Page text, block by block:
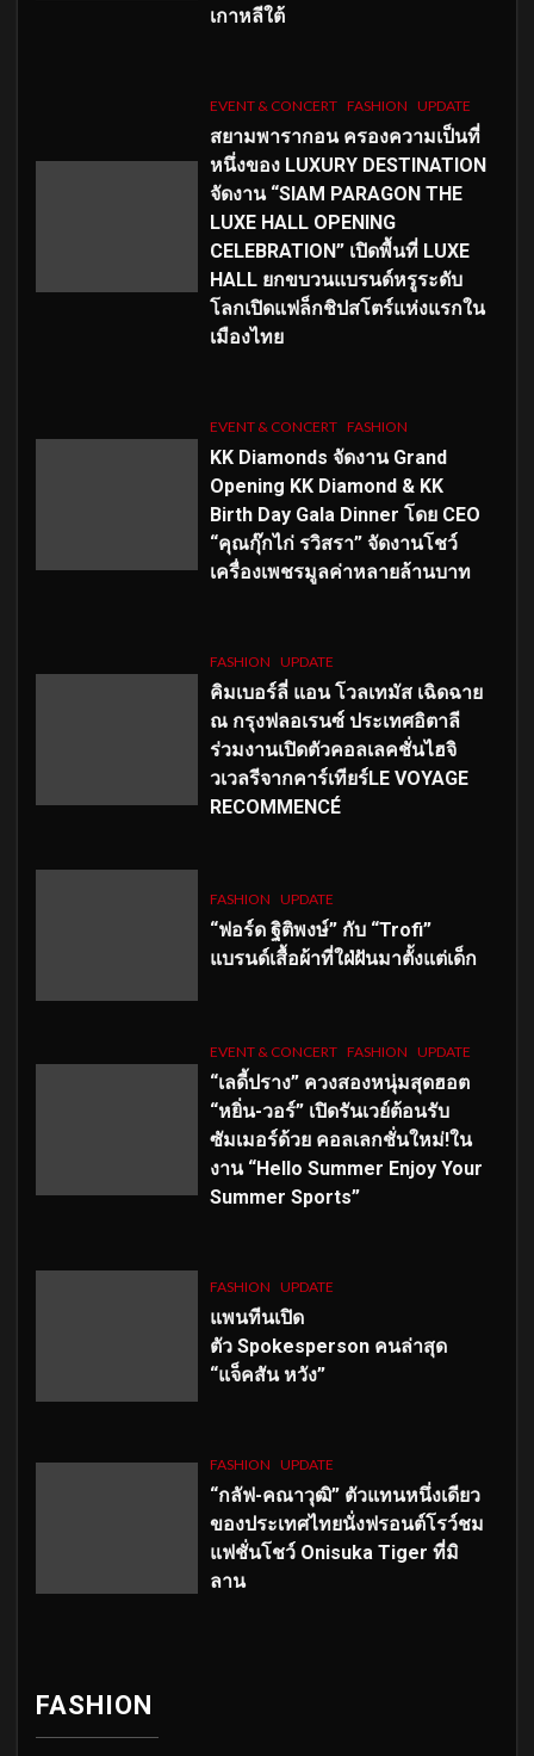
เกาหลีใต้
EVENT & CONCERT FASHION UPDATE
สยามพารากอน ครองความเป็นที่
หนึ่งของ LUXURY DESTINATION
จัดงาน “SIAM PARAGON THE
LUXE HALL OPENING
CELEBRATION” เปิดพื้นที่ LUXE
HALL ยกขบวนแบรนด์หรูระดับ
โลกเปิดแฟล็กชิปสโตร์แห่งแรกใน
เมืองไทย
EVENT & CONCERT FASHION
KK Diamonds จัดงาน Grand
Opening KK Diamond & KK
Birth Day Gala Dinner โดย CEO
“คุณกุ๊กไก่ รวิสรา” จัดงานโชว์
เครื่องเพชรมูลค่าหลายล้านบาท
FASHION UPDATE
คิมเบอร์ลี่ แอน โวลเทมัส เฉิดฉาย
ณ กรุงฟลอเรนซ์ ประเทศอิตาลี
ร่วมงานเปิดตัวคอลเลคชั่นไฮจิ
วเวลรีจากคาร์เทียร์LE VOYAGE
RECOMMENCÉ
FASHION UPDATE
“ฟอร์ด ฐิติพงษ์” กับ “Trofi”
แบรนด์เสื้อผ้าที่ใฝ่ฝันมาตั้งแต่เด็ก
EVENT & CONCERT FASHION UPDATE
“เลดี้ปราง” ควงสองหนุ่มสุดฮอต
“หยิ่น-วอร์” เปิดรันเวย์ต้อนรับ
ซัมเมอร์ด้วย คอลเลกชั่นใหม่!ใน
งาน “Hello Summer Enjoy Your
Summer Sports”
FASHION UPDATE
แพนทีนเปิด
ตัว Spokesperson คนล่าสุด
“แจ็คสัน หวัง”
FASHION UPDATE
“กลัฟ-คณาวุฒิ” ตัวแทนหนึ่งเดียว
ของประเทศไทยนั่งฟรอนต์โรว์ชม
แฟชั่นโชว์ Onisuka Tiger ที่มิ
ลาน
FASHION